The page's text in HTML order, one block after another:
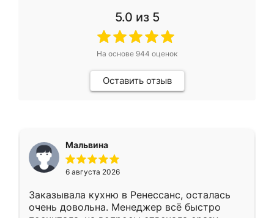
5.0 из 5
На основе 944 оценок
Оставить отзыв
Мальвина
6 августа 2026
Заказывала кухню в Ренессанс, осталась
очень довольна. Менеджер всё быстро